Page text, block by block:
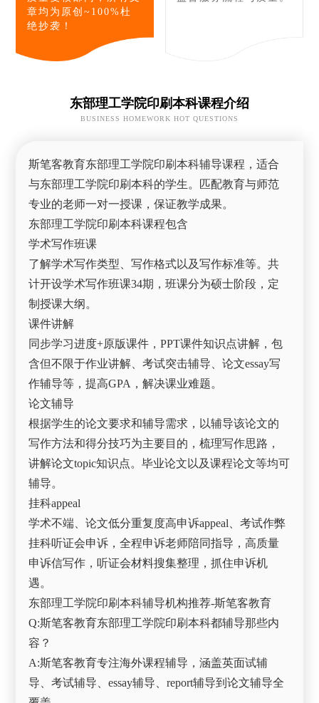
章均为原创~100%杜
绝抄袭！
东部理工学院印刷本科课程介绍
BUSINESS HOMEWORK HOT QUESTIONS
斯笔客教育东部理工学院印刷本科辅导课程，适合
与东部理工学院印刷本科的学生。匹配教育与师范
专业的老师一对一授课，保证教学成果。
东部理工学院印刷本科课程包含
学术写作班课
了解学术写作类型、写作格式以及写作标准等。共
计开设学术写作班课34期，班课分为硕士阶段，定
制授课大纲。
课件讲解
同步学习进度+原版课件，PPT课件知识点讲解，包
含但不限于作业讲解、考试突击辅导、论文essay写
作辅导等，提高GPA，解决课业难题。
论文辅导
根据学生的论文要求和辅导需求，以辅导该论文的
写作方法和得分技巧为主要目的，梳理写作思路，
讲解论文topic知识点。毕业论文以及课程论文等均可
辅导。
挂科appeal
学术不端、论文低分重复度高申诉appeal、考试作弊
挂科听证会申诉，全程申诉老师陪同指导，高质量
申诉信写作，听证会材料搜集整理，抓住申诉机
遇。
东部理工学院印刷本科辅导机构推荐-斯笔客教育
Q:斯笔客教育东部理工学院印刷本科都辅导那些内
容？
A:斯笔客教育专注海外课程辅导，涵盖英面试辅
导、考试辅导、essay辅导、report辅导到论文辅导全